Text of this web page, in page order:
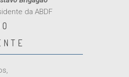
Brigagão
da ABDF